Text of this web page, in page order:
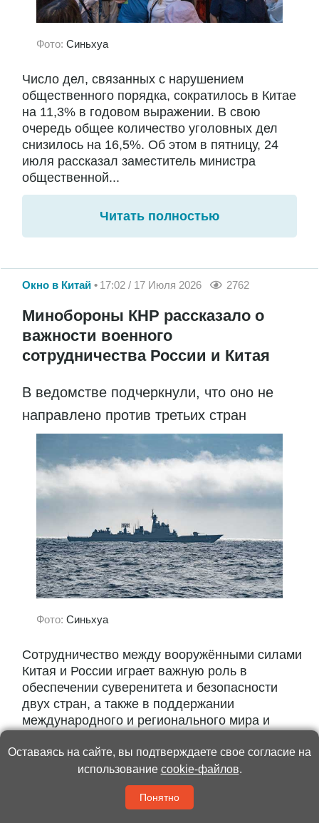
Фото: Синьхуа
Число дел, связанных с нарушением
общественного порядка, сократилось в Китае
на 11,3% в годовом выражении. В свою
очередь общее количество уголовных дел
снизилось на 16,5%. Об этом в пятницу, 24
июля рассказал заместитель министра
общественной...
Читать полностью
Окно в Китай 17:02 / 17 Июля 2026 2762
Минобороны КНР рассказало о
важности военного
сотрудничества России и Китая
В ведомстве подчеркнули, что оно не
направлено против третьих стран
Фото: Синьхуа
Сотрудничество между вооружёнными силами
Китая и России играет важную роль в
обеспечении суверенитета и безопасности
двух стран, а также в поддержании
международного и регионального мира и
агентство...
Читать полностью
Оставаясь на сайте, вы подтверждаете свое согласие на
использование cookie-файлов.
Понятно